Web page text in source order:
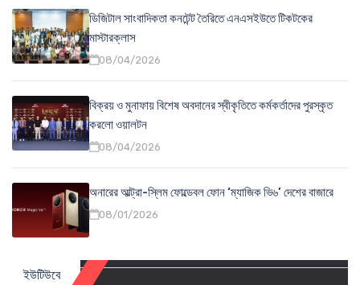
ডিজিটাল সাংবাদিকতা কনটেন্ট তৈরিতে এনএসইউতে টিকটকের
মাস্টারক্লাস
08/04/2026
বিক্রয় ও মুনাফায় বিশেষ অবদানের স্বীকৃতিতে কর্মকর্তাদের পুরস্কৃত
করলো ওয়ালটন
08/04/2026
অনারের আল্ট্রা-স্লিম ফোল্ডেবল ফোন ‘ম্যাজিক ভি৬’ দেশের বাজারে
08/01/2026
ইউটিউবে